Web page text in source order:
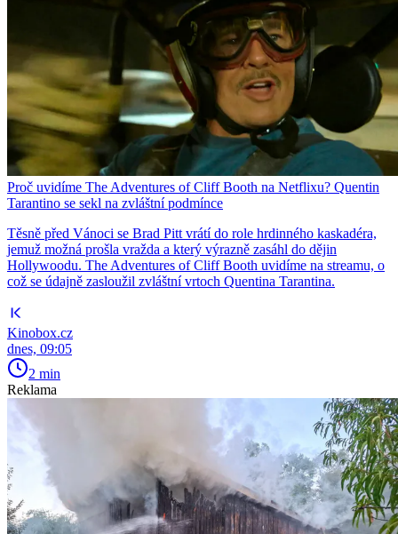
Proč uvidíme The Adventures of Cliff Booth na Netflixu? Quentin
Tarantino se sekl na zvláštní podmínce
Těsně před Vánoci se Brad Pitt vrátí do role hrdinného kaskadéra,
jemuž možná prošla vražda a který výrazně zasáhl do dějin
Hollywoodu. The Adventures of Cliff Booth uvidíme na streamu, o
což se údajně zasloužil zvláštní vrtoch Quentina Tarantina.
Kinobox.cz
dnes, 09:05
2 min
Reklama